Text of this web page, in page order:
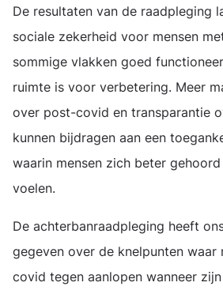
De resultaten van de raadpleging
sociale zekerheid voor mensen
sommige vlakken goed
ruimte is voor verbetering. Meer
over post-covid en transparantie
kunnen bijdragen aan een
waarin mensen zich beter
voelen.
De achterbanraadpleging heeft
gegeven over de knelpunten waar
covid tegen aanlopen wanneer